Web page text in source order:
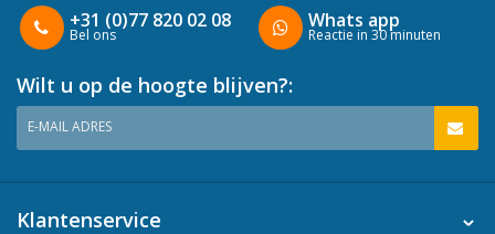
+31 (0)77 820 02 08
Bel ons
Whats app
Reactie in 30 minuten
Wilt u op de hoogte blijven?:
E-MAIL ADRES
Klantenservice